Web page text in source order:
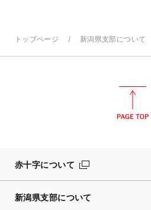
トップページ 新潟県支部について
赤十字について
新潟県支部について